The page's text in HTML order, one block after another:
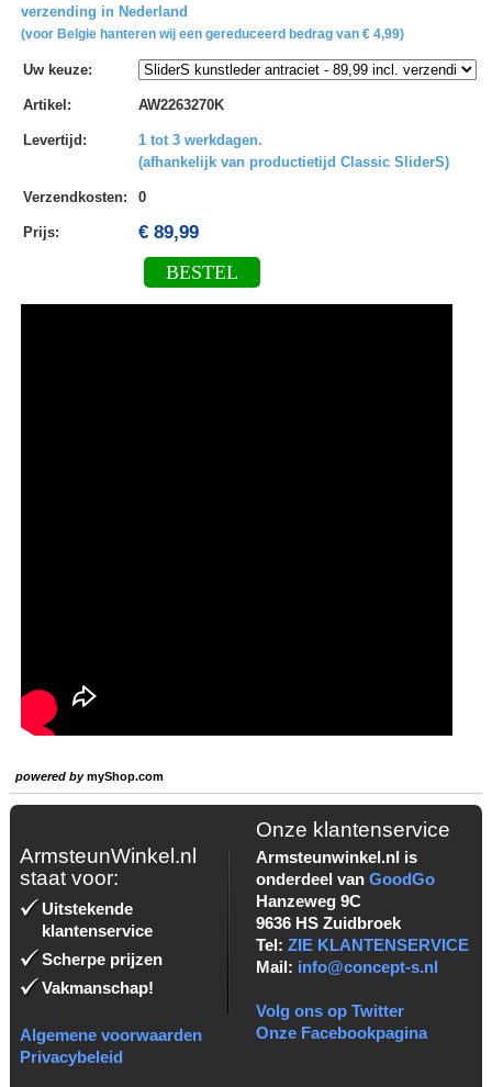
verzending in Nederland
(voor Belgie hanteren wij een gereduceerd bedrag van € 4,99)
Uw keuze:
Artikel : AW2263270K
Levertijd :
1 tot 3 werkdagen.
(afhankelijk van productietijd Classic SliderS)
Verzendkosten: 0
Prijs: € 89,99
BESTEL
powered bymyShop.com
ArmsteunWinkel.nl
staat voor:
Uitstekende
klantenservice
Scherpe prijzen
Vakmanschap!
Algemene voorwaarden
Privacybeleid
Onze klantenservice
Armsteunwinkel.nl is
onderdeel van GoodGo
Hanzeweg 9C
9636 HS Zuidbroek
Tel: ZIE KLANTENSERVICE
Mail: info@concept-s.nl
Volg ons op Twitter
Onze Facebookpagina